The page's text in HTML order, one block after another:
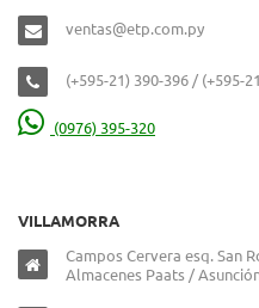
ventas@etp.com.py
(+595-21) 390-396 / (+595-
(0976) 395-320
VILLAMORRA
Campos Cervera esq. San
Almacenes Paats /